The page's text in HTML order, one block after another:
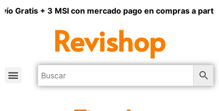
Gratis + 3 MSI con mercado pago en compras a partir
Revishop